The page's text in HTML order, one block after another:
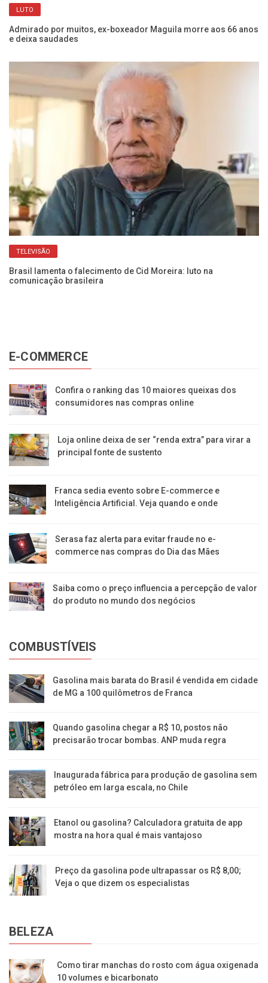
LUTO
Admirado por muitos, ex-boxeador Maguila morre aos 66 anos
e deixa saudades
TELEVISÃO
Brasil lamenta o falecimento de Cid Moreira: luto na
comunicação brasileira
E-COMMERCE
Confira o ranking das 10 maiores queixas dos
consumidores nas compras online
Loja online deixa de ser “renda extra” para virar a
principal fonte de sustento
Franca sedia evento sobre E-commerce e
Inteligência Artificial. Veja quando e onde
Serasa faz alerta para evitar fraude no e-
commerce nas compras do Dia das Mães
Saiba como o preço influencia a percepção de valor
do produto no mundo dos negócios
COMBUSTÍVEIS
Gasolina mais barata do Brasil é vendida em cidade
de MG a 100 quilômetros de Franca
Quando gasolina chegar a R$ 10, postos não
precisarão trocar bombas. ANP muda regra
Inaugurada fábrica para produção de gasolina sem
petróleo em larga escala, no Chile
Etanol ou gasolina? Calculadora gratuita de app
mostra na hora qual é mais vantajoso
Preço da gasolina pode ultrapassar os R$ 8,00;
Veja o que dizem os especialistas
BELEZA
Como tirar manchas do rosto com água oxigenada
10 volumes e bicarbonato